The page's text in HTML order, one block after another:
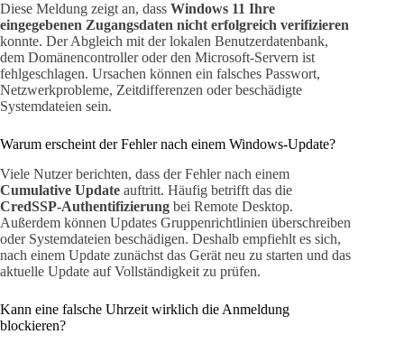
Diese Meldung zeigt an, dass Windows 11 Ihre
eingegebenen Zugangsdaten nicht erfolgreich verifizieren
konnte. Der Abgleich mit der lokalen Benutzerdatenbank,
dem Domänencontroller oder den Microsoft-Servern ist
fehlgeschlagen. Ursachen können ein falsches Passwort,
Netzwerkprobleme, Zeitdifferenzen oder beschädigte
Systemdateien sein.
Warum erscheint der Fehler nach einem Windows-Update?
Viele Nutzer berichten, dass der Fehler nach einem
Cumulative Update auftritt. Häufig betrifft das die
CredSSP-Authentifizierung bei Remote Desktop.
Außerdem können Updates Gruppenrichtlinien überschreiben
oder Systemdateien beschädigen. Deshalb empfiehlt es sich,
nach einem Update zunächst das Gerät neu zu starten und das
aktuelle Update auf Vollständigkeit zu prüfen.
Kann eine falsche Uhrzeit wirklich die Anmeldung
blockieren?